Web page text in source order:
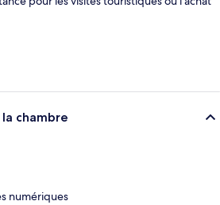
chambre
numériques